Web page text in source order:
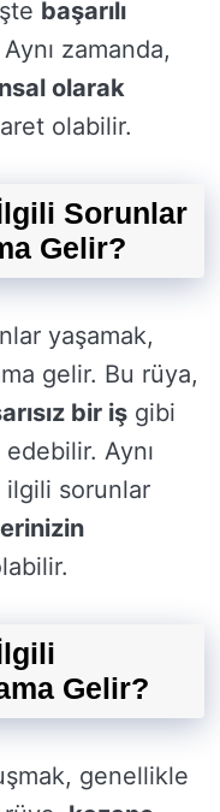
başarılı
zamanda,
olarak
olabilir.
Sorunlar
Gelir?
yaşamak,
gelir. Bu rüya,
bir iş gibi
Aynı
ilgili sorunlar
Gelir?
genellikle